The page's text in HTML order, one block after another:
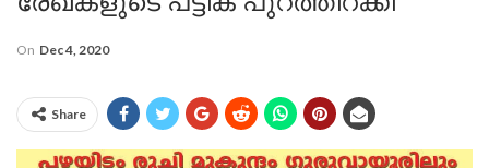
On Dec 4, 2020
Share